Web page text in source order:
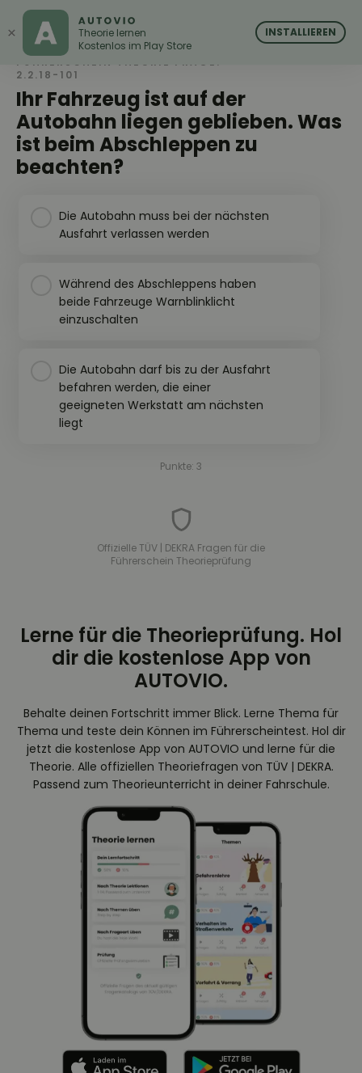
AUTOVIO
Ihr Fahrzeug ist auf der
Autobahn liegen geblieben. Was
ist beim Abschleppen zu
beachten?
FÜHRERSCHEIN THEORIE FRAGE:
2.2.18-101
Die Autobahn muss bei der nächsten
Ausfahrt verlassen werden
Während des Abschleppens haben
beide Fahrzeuge Warnblinklicht
einzuschalten
Die Autobahn darf bis zu der Ausfahrt
befahren werden, die einer
geeigneten Werkstatt am nächsten
liegt
Punkte: 3
Offizielle TÜV | DEKRA Fragen für die
Führerschein Theorieprüfung
Lerne für die Theorieprüfung. Hol
dir die kostenlose App von
AUTOVIO.
Behalte deinen Fortschritt immer Blick. Lerne Thema für
Thema und teste dein Können im Führerscheintest. Hol dir
jetzt die kostenlose App von AUTOVIO und lerne für die
Theorie. Alle offiziellen Theoriefragen von TÜV | DEKRA.
Passend zum Theorieunterricht in deiner Fahrschule.
× AUTOVIO
Theorie lernen
Kostenlos im Play Store
INSTALLIEREN